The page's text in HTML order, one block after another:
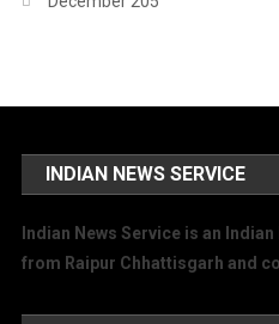
INDIAN NEWS SERVICE
Indian News Service is an
from Raipur Chhattisgarh and